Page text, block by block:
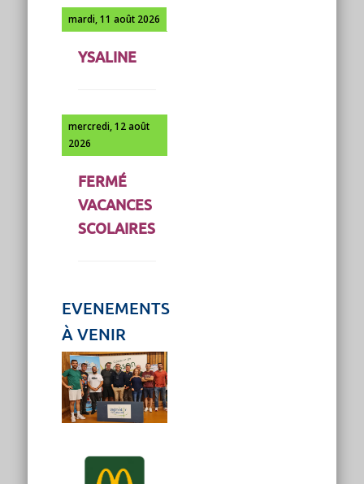
mardi, 11 août 2026
YSALINE
mercredi, 12 août
2026
FERMÉ
VACANCES
SCOLAIRES
EVENEMENTS
À VENIR